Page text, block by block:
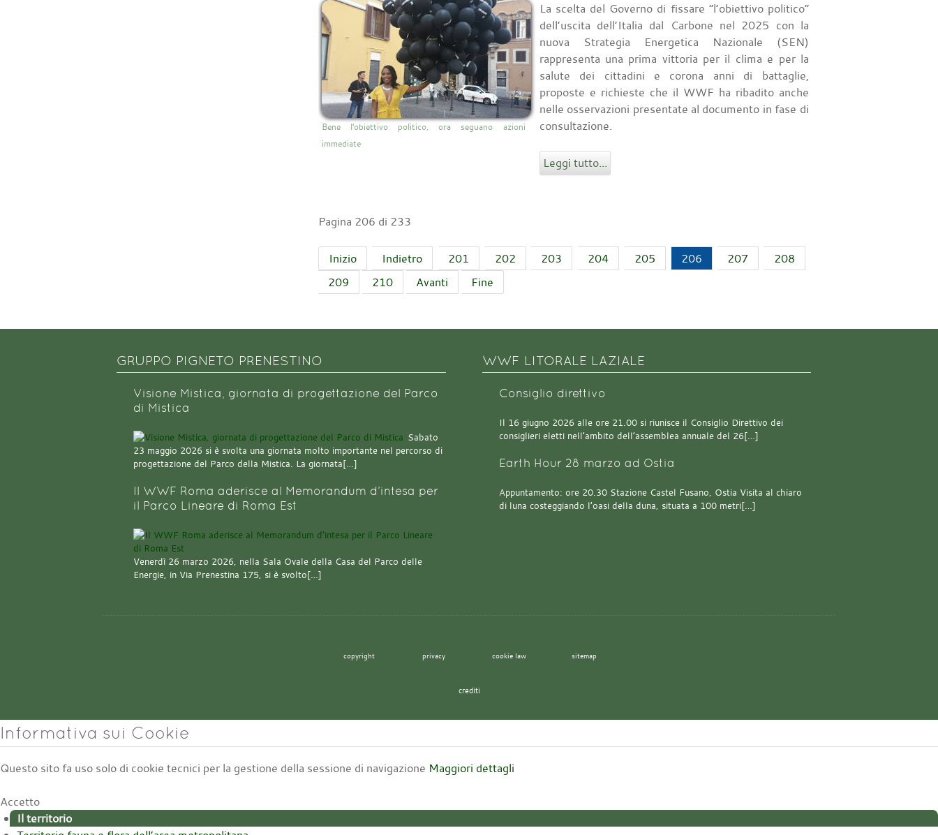
Bene l'obiettivo politico, ora seguano azioni
immediate
La scelta del Governo di fissare “l’obiettivo politico”
dell’uscita dell’Italia dal Carbone nel 2025 con la
nuova Strategia Energetica Nazionale (SEN)
rappresenta una prima vittoria per il clima e per la
salute dei cittadini e corona anni di battaglie,
proposte e richieste che il WWF ha ribadito anche
nelle osservazioni presentate al documento in fase di
consultazione.
Leggi tutto...
Pagina 206 di 233
Inizio Indietro 201 202 203 204 205 206 207
208
209
210 Avanti Fine
GRUPPO PIGNETO PRENESTINO
Visione Mistica, giornata di progettazione del Parco
di Mistica
Sabato
23 maggio 2026 si è svolta una giornata molto importante nel percorso di
progettazione del Parco della Mistica. La giornata[…]
Il WWF Roma aderisce al Memorandum d’intesa per
il Parco Lineare di Roma Est
Venerdì 26 marzo 2026, nella Sala Ovale della Casa del Parco delle
Energie, in Via Prenestina 175, si è svolto[…]
WWF LITORALE LAZIALE
Consiglio direttivo
Il 16 giugno 2026 alle ore 21.00 si riunisce il Consiglio Direttivo dei
consiglieri eletti nell’ambito dell’assemblea annuale del 26[…]
Earth Hour 28 marzo ad Ostia
Appuntamento: ore 20.30 Stazione Castel Fusano, Ostia Visita al chiaro
di luna costeggiando l’oasi della duna, situata a 100 metri[…]
copyright privacy cookie law sitemap
crediti
Informativa sui Cookie
Questo sito fa uso solo di cookie tecnici per la gestione della sessione di navigazione Maggiori dettagli
Accetto
Il territorio